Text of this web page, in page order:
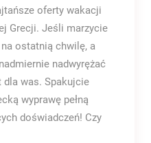
oferty wakacji
Grecji. Jeśli marzycie
ostatnią chwilę, a
nadwyrężać
dla was. Spakujcie
wyprawę pełną
doświadczeń! Czy